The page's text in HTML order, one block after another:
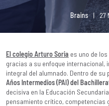
Brains | 27
El colegio Arturo Soria es uno de
gracias a su enfoque internacional,
integral del alumnado. Dentro de su
Años Intermedios (PAI) del
decisiva en la Educación
pensamiento crítico, competencias